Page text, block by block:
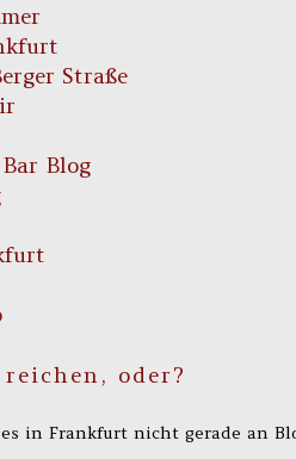
Straße
Blog
oder?
in Frankfurt nicht gerade an